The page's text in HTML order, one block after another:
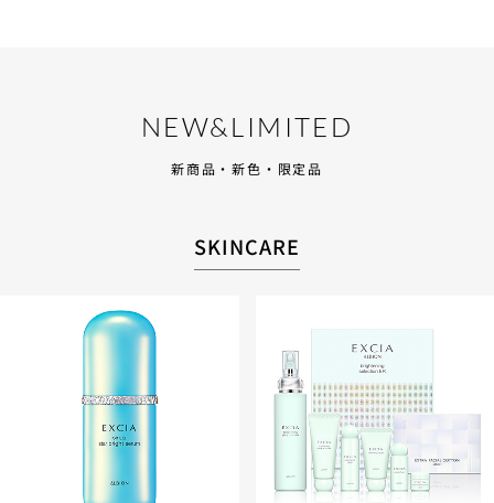
NEW&LIMITED
新商品・新色・限定品
SKINCARE